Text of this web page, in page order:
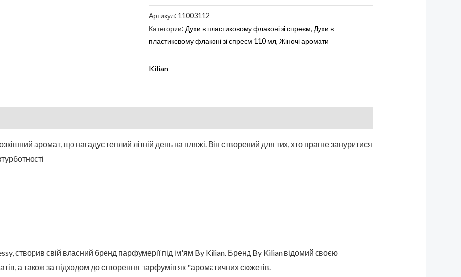
Артикул: 11003112
Категории: Духи в пластиковому флаконі зі спреєм, Духи в
пластиковому флаконі зі спреєм 110 мл,Жіночі аромати
Kilian
аромат, що нагадує теплий літній день на пляжі. Він створений для тих, хто прагне зануритися
створив свій власний бренд парфумерії під ім'ям By Kilian. Бренд By Kilian відомий своєю
а також за підходом до створення парфумів як "ароматичних сюжетів.